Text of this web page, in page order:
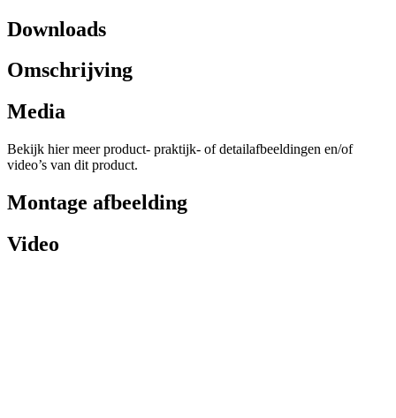
Downloads
Omschrijving
Media
Bekijk hier meer product- praktijk- of detailafbeeldingen en/of
video’s van dit product.
Montage afbeelding
Video